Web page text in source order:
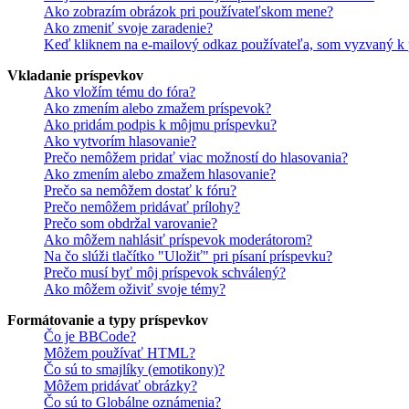
Ako zobrazím obrázok pri používateľskom mene?
Ako zmeniť svoje zaradenie?
Keď kliknem na e-mailový odkaz používateľa, som vyzvaný k
Vkladanie príspevkov
Ako vložím tému do fóra?
Ako zmením alebo zmažem príspevok?
Ako pridám podpis k môjmu príspevku?
Ako vytvorím hlasovanie?
Prečo nemôžem pridať viac možností do hlasovania?
Ako zmením alebo zmažem hlasovanie?
Prečo sa nemôžem dostať k fóru?
Prečo nemôžem pridávať prílohy?
Prečo som obdržal varovanie?
Ako môžem nahlásiť príspevok moderátorom?
Na čo slúži tlačítko "Uložiť" pri písaní príspevku?
Prečo musí byť môj príspevok schválený?
Ako môžem oživiť svoje témy?
Formátovanie a typy príspevkov
Čo je BBCode?
Môžem používať HTML?
Čo sú to smajlíky (emotikony)?
Môžem pridávať obrázky?
Čo sú to Globálne oznámenia?